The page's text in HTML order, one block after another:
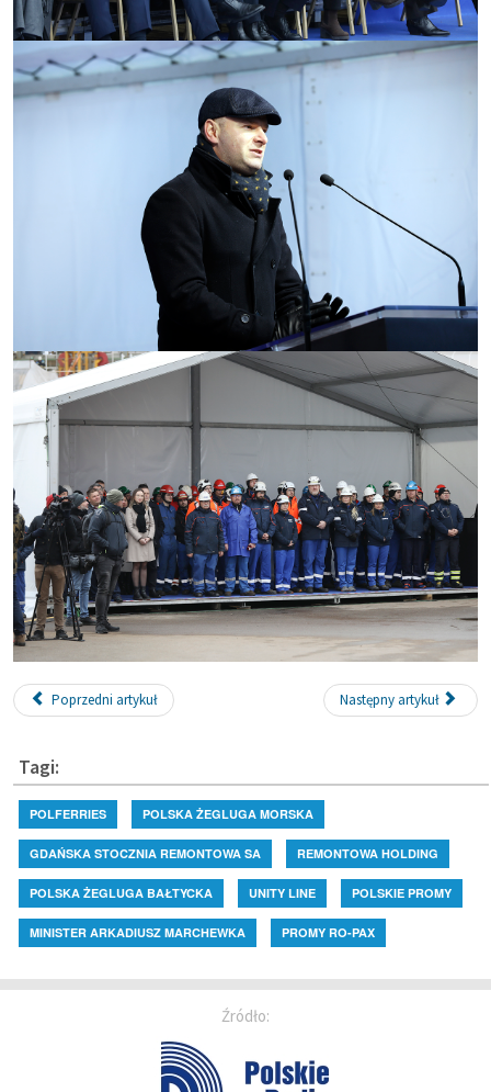
Poprzedni artykuł Następny artykuł
Tagi:
POLFERRIES POLSKA ŻEGLUGA MORSKA
GDAŃSKA STOCZNIA REMONTOWA SA REMONTOWA HOLDING
POLSKA ŻEGLUGA BAŁTYCKA UNITY LINE POLSKIE PROMY
MINISTER ARKADIUSZ MARCHEWKA PROMY RO-PAX
Źródło: